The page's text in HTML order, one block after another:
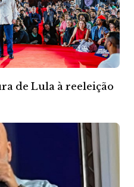
de Lula à reeleição